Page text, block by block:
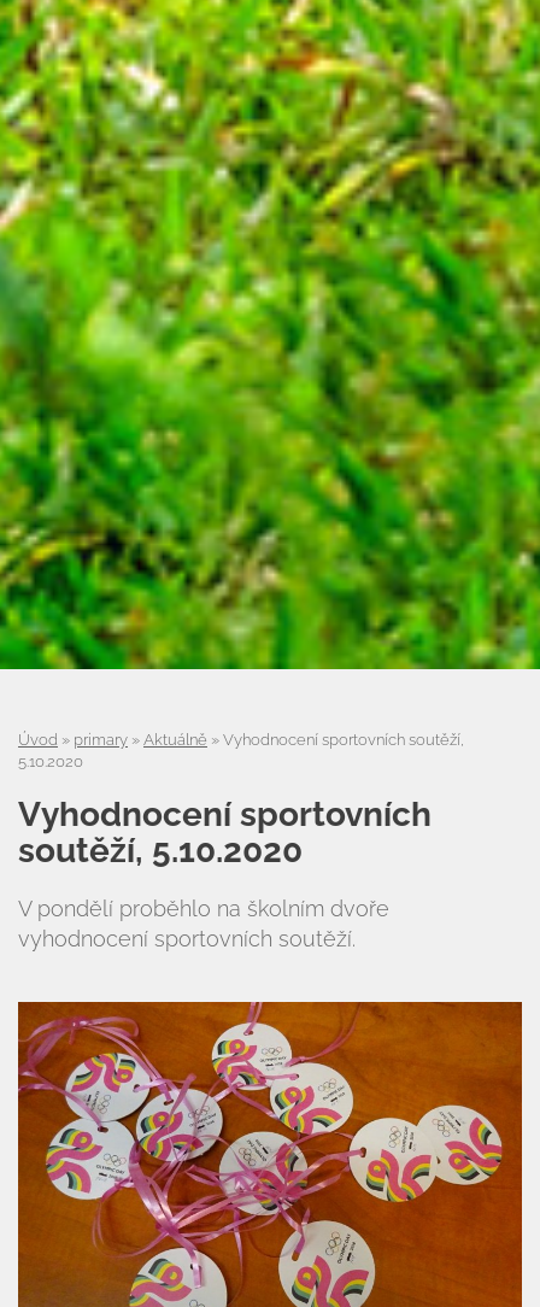
Úvod » primary » Aktuálně » Vyhodnocení sportovních soutěží,
5.10.2020
Vyhodnocení sportovních
soutěží, 5.10.2020
V pondělí proběhlo na školním dvoře
vyhodnocení sportovních soutěží.